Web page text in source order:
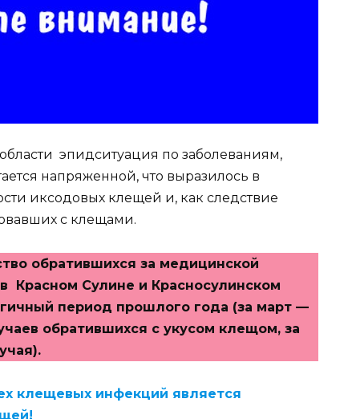
эпидситуация по заболеваниям,
напряженной, что выразилось в
иксодовых клещей и, как следствие
с клещами.
обратившихся за медицинской
Красном Сулине и Красносулинском
период прошлого года (за март —
обратившихся с укусом клещом, за
клещевых инфекций является